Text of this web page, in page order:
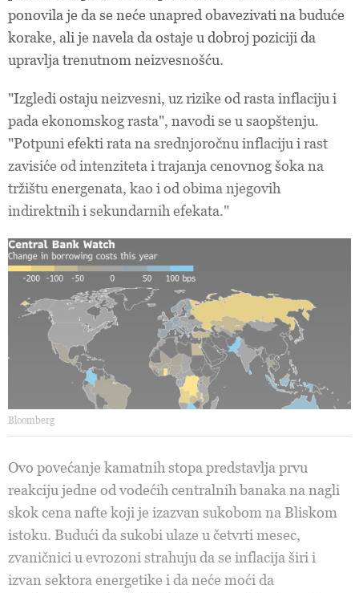
ponovila je da se neće unapred obavezivati na buduće
korake, ali je navela da ostaje u dobroj poziciji da
upravlja trenutnom neizvesnošću.
"Izgledi ostaju neizvesni, uz rizike od rasta inflaciju i
pada ekonomskog rasta", navodi se u saopštenju.
"Potpuni efekti rata na srednjoročnu inflaciju i rast
zavisiće od intenziteta i trajanja cenovnog šoka na
tržištu energenata, kao i od obima njegovih
indirektnih i sekundarnih efekata."
Bloomberg
Ovo povećanje kamatnih stopa predstavlja prvu
reakciju jedne od vodećih centralnih banaka na nagli
skok cena nafte koji je izazvan sukobom na Bliskom
istoku. Budući da sukobi ulaze u četvrti mesec,
zvaničnici u evrozoni strahuju da se inflacija širi i
izvan sektora energetike i da neće moći da